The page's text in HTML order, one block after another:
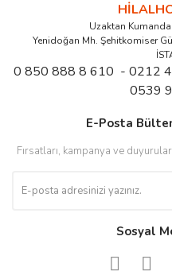
Uzaktan
Yenidoğan Mh. Şehitkomiser
0 850 888 8 610 - 0212
0539
E-Posta
Fırsatları, kampanya ve
Sosyal